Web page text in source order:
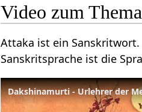
Video zum
Attaka ist ein
Sanskritsprache ist die